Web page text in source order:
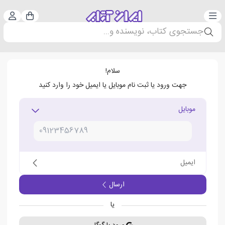
دسته‌بندی سبد
جستجوی کتاب، نویسنده و...
سلام!
جهت ورود یا ثبت نام موبایل یا ایمیل خود را وارد کنید
موبایل
ایمیل
ارسال
یا